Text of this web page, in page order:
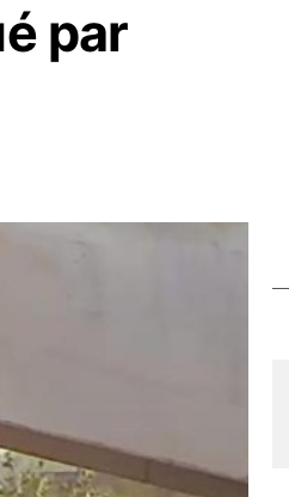
par